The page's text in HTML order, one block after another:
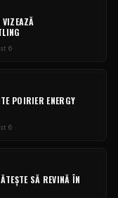
VIZEAZĂ
6
POIRIER ENERGY
6
SĂ REVINĂ ÎN